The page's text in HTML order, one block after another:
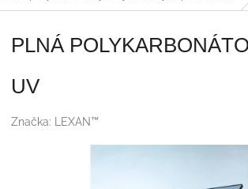
PLNÁ
UV
Značka: LEXAN™